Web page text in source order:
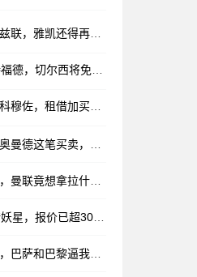
，雅凯还得再等等
免费签下这位前利物浦队长
加买断谈判进入倒计时
卖，他们觉得“太离谱”
换？对方直接摆手：养不起！
报价已超3000万欧
萨和巴黎逼我长大